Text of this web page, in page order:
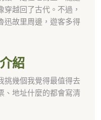
越回了古代。不過，
迅故里周邊，遊客多得
紹
挑幾個我覺得最值得去
、地址什麼的都會寫清